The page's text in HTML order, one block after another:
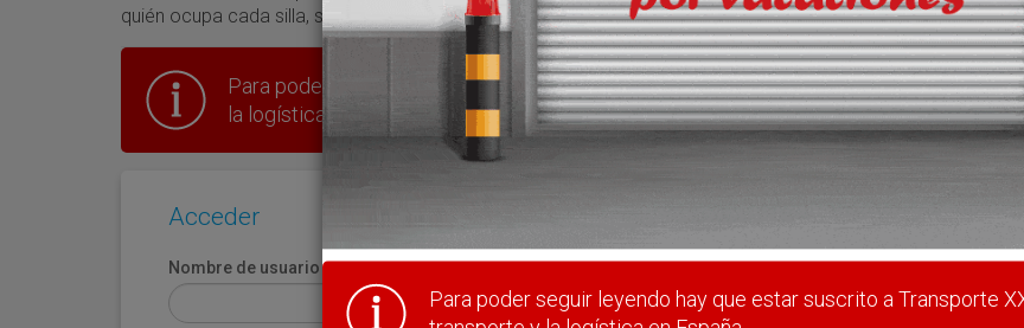
quién ocupa cada silla, sino entender para qué
Para poder seguir leyendo hay que estar suscrito a Transporte XXI, el periódico del
la logística en España.
Acceder
Nombre de usuario Nombre de usuario (elija un nombre)*
Para poder seguir leyendo hay que estar suscrito a Transporte